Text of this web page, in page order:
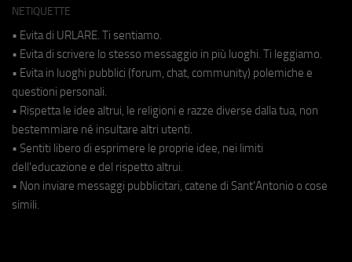
NETIQUETTE
• Evita di URLARE. Ti sentiamo.
• Evita di scrivere lo stesso messaggio in più luoghi. Ti leggiamo.
• Evita in luoghi pubblici (forum, chat, community) polemiche e
questioni personali.
• Rispetta le idee altrui, le religioni e razze diverse dalla tua, non
bestemmiare né insultare altri utenti.
• Sentiti libero di esprimere le proprie idee, nei limiti
dell'educazione e del rispetto altrui.
• Non inviare messaggi pubblicitari, catene di Sant'Antonio o cose
simili.